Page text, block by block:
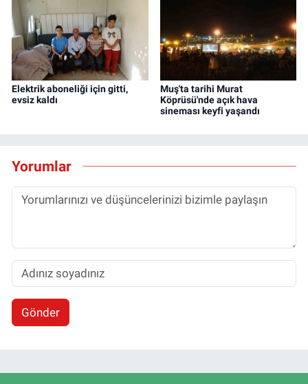
Elektrik aboneliği için gitti,
evsiz kaldı
Muş'ta tarihi Murat
Köprüsü'nde açık hava
sineması keyfi yaşandı
Yorumlar
Gönder